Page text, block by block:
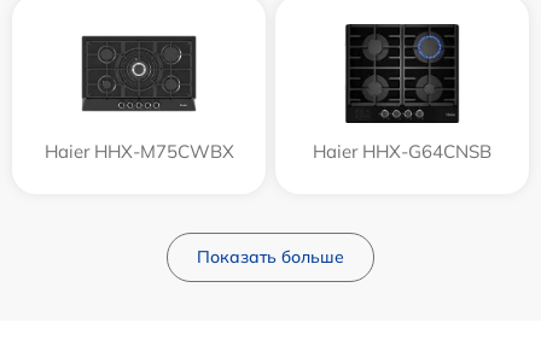
Haier HHX-M75CWBX Haier HHX-G64CNSB
Показать больше